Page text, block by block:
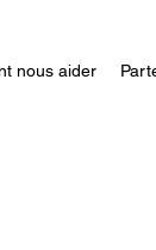
nous aider